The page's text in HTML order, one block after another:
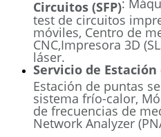
Circuitos (SFP):
test de circuitos
móviles, Centro de
CNC,Impresora 3D
láser.
Servicio de Estación
Estación de puntas
sistema frío-calor,
de frecuencias de
Network Analyzer